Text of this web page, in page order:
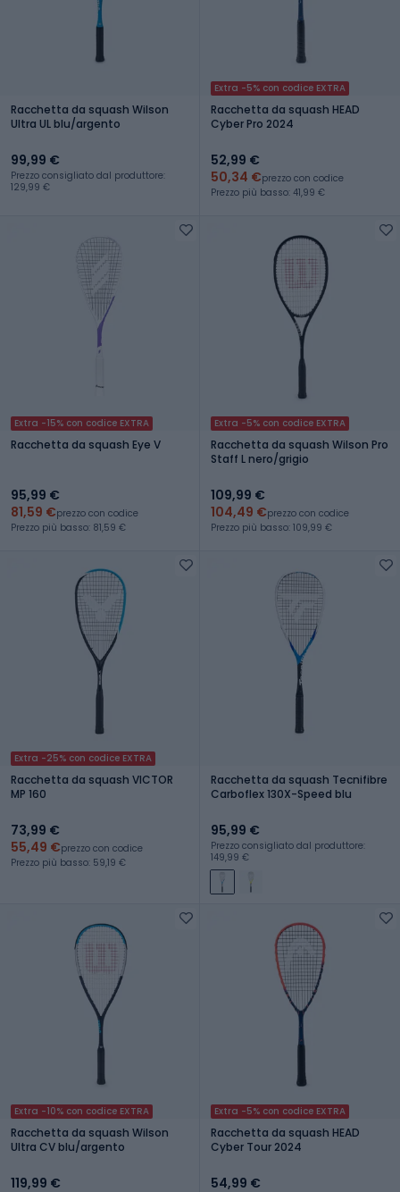
Racchetta da squash Wilson
Ultra UL blu/argento
99,99 €
Prezzo consigliato dal produttore:
129,99 €
Extra -5% con codice EXTRA
Racchetta da squash HEAD
Cyber Pro 2024
52,99 €
50,34 €prezzo con codice
Prezzo più basso: 41,99 €
Extra -15% con codice EXTRA
Racchetta da squash Eye V
95,99 €
81,59 €prezzo con codice
Prezzo più basso: 81,59 €
Extra -5% con codice EXTRA
Racchetta da squash Wilson Pro
Staff L nero/grigio
109,99 €
104,49 €prezzo con codice
Prezzo più basso: 109,99 €
Extra -25% con codice EXTRA
Racchetta da squash VICTOR
MP 160
73,99 €
55,49 €prezzo con codice
Prezzo più basso: 59,19 €
Racchetta da squash Tecnifibre
Carboflex 130X-Speed blu
95,99 €
Prezzo consigliato dal produttore:
149,99 €
Extra -10% con codice EXTRA
Racchetta da squash Wilson
Ultra CV blu/argento
119,99 €
Extra -5% con codice EXTRA
Racchetta da squash HEAD
Cyber Tour 2024
54,99 €